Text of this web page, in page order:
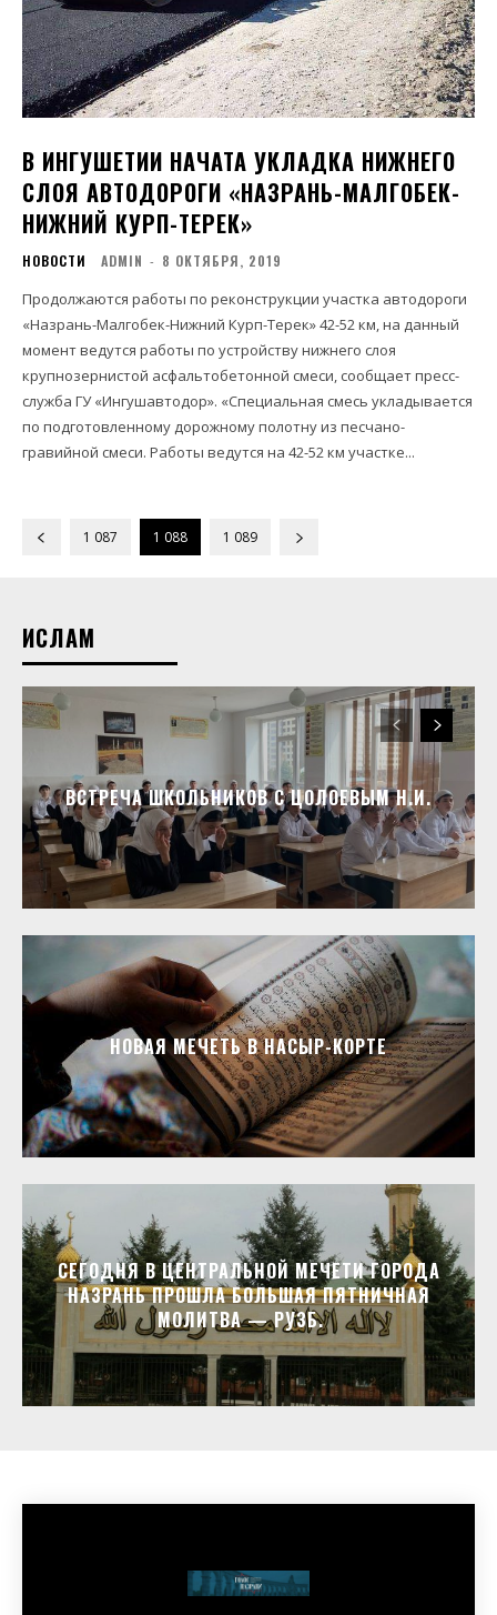
В ИНГУШЕТИИ НАЧАТА УКЛАДКА НИЖНЕГО
СЛОЯ АВТОДОРОГИ «НАЗРАНЬ-МАЛГОБЕК-
НИЖНИЙ КУРП-ТЕРЕК»
НОВОСТИ ADMIN - 8 ОКТЯБРЯ, 2019
Продолжаются работы по реконструкции участка автодороги
«Назрань-Малгобек-Нижний Курп-Терек» 42-52 км, на данный
момент ведутся работы по устройству нижнего слоя
крупнозернистой асфальтобетонной смеси, сообщает пресс-
служба ГУ «Ингушавтодор». «Специальная смесь укладывается
по подготовленному дорожному полотну из песчано-
гравийной смеси. Работы ведутся на 42-52 км участке...
1 087 1 088 1 089
ИСЛАМ
ВСТРЕЧА ШКОЛЬНИКОВ С ЦОЛОЕВЫМ Н.И.
НОВАЯ МЕЧЕТЬ В НАСЫР-КОРТЕ
СЕГОДНЯ В ЦЕНТРАЛЬНОЙ МЕЧЕТИ ГОРОДА
НАЗРАНЬ ПРОШЛА БОЛЬШАЯ ПЯТНИЧНАЯ
МОЛИТВА — РУЗБ.⁣⁣⠀